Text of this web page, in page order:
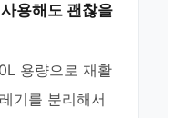
용해도 괜찮을
용량으로 재활
기를 분리해서